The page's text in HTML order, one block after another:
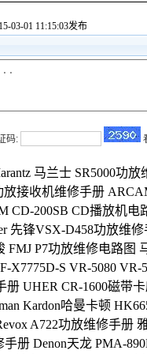
03-01 11:15:03发布
码:
马兰士 SR5000功放
放接收机维修手册
CD-200SB CD播放机电
先锋VSX-D458功放维
FMJ P7功放维修电路图
X7775D-S VR-5080 VR-
册 UHER CR-1600磁带
Kardon哈曼卡顿
A722功放维修手册
手册 Denon天龙 PMA-